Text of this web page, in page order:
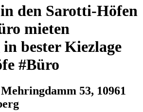
den Sarotti-Höfen
mieten
bester Kiezlage
#Büro
53, 10961